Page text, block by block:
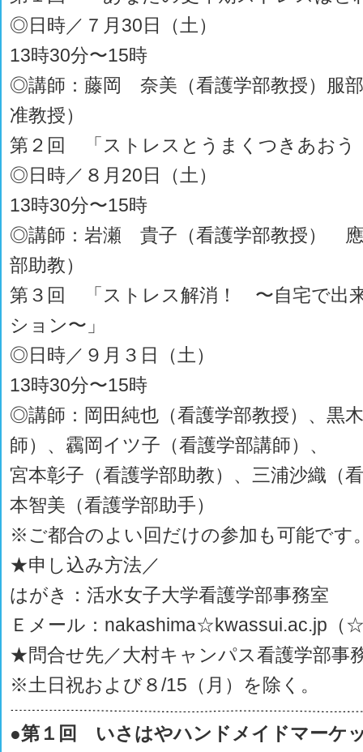
◎日時／７月30日（土）
13時30分〜15時
◎講師：藤岡 奈美（看護学部教授）服
准教授）
第２回 「ストレスとうまくつきあおう
◎日時／８月20日（土）
13時30分〜15時
◎講師：岩瀬 貴子（看護学部教授）
部助教）
第３回 「ストレス解消！ 〜自宅で出
ション〜」
◎日時／９月３日（土）
13時30分〜15時
◎講師：岡田純也（看護学部教授）、黒
師）、靏岡イツ子（看護学部講師）、
宮本彰子（看護学部助教）、三浦沙織（
本智美（看護学部助手）
※ご都合のよい回だけの参加も可能です
★申し込み方法／
はがき：活水女子大学看護学部事務室
Ｅメール：nakashima☆kwassui.ac.jp
★問合せ先／大村キャンパス看護学部事
※土日祝および８/15（月）を除く。
●第１回 いさはやハンドメイドマーケ